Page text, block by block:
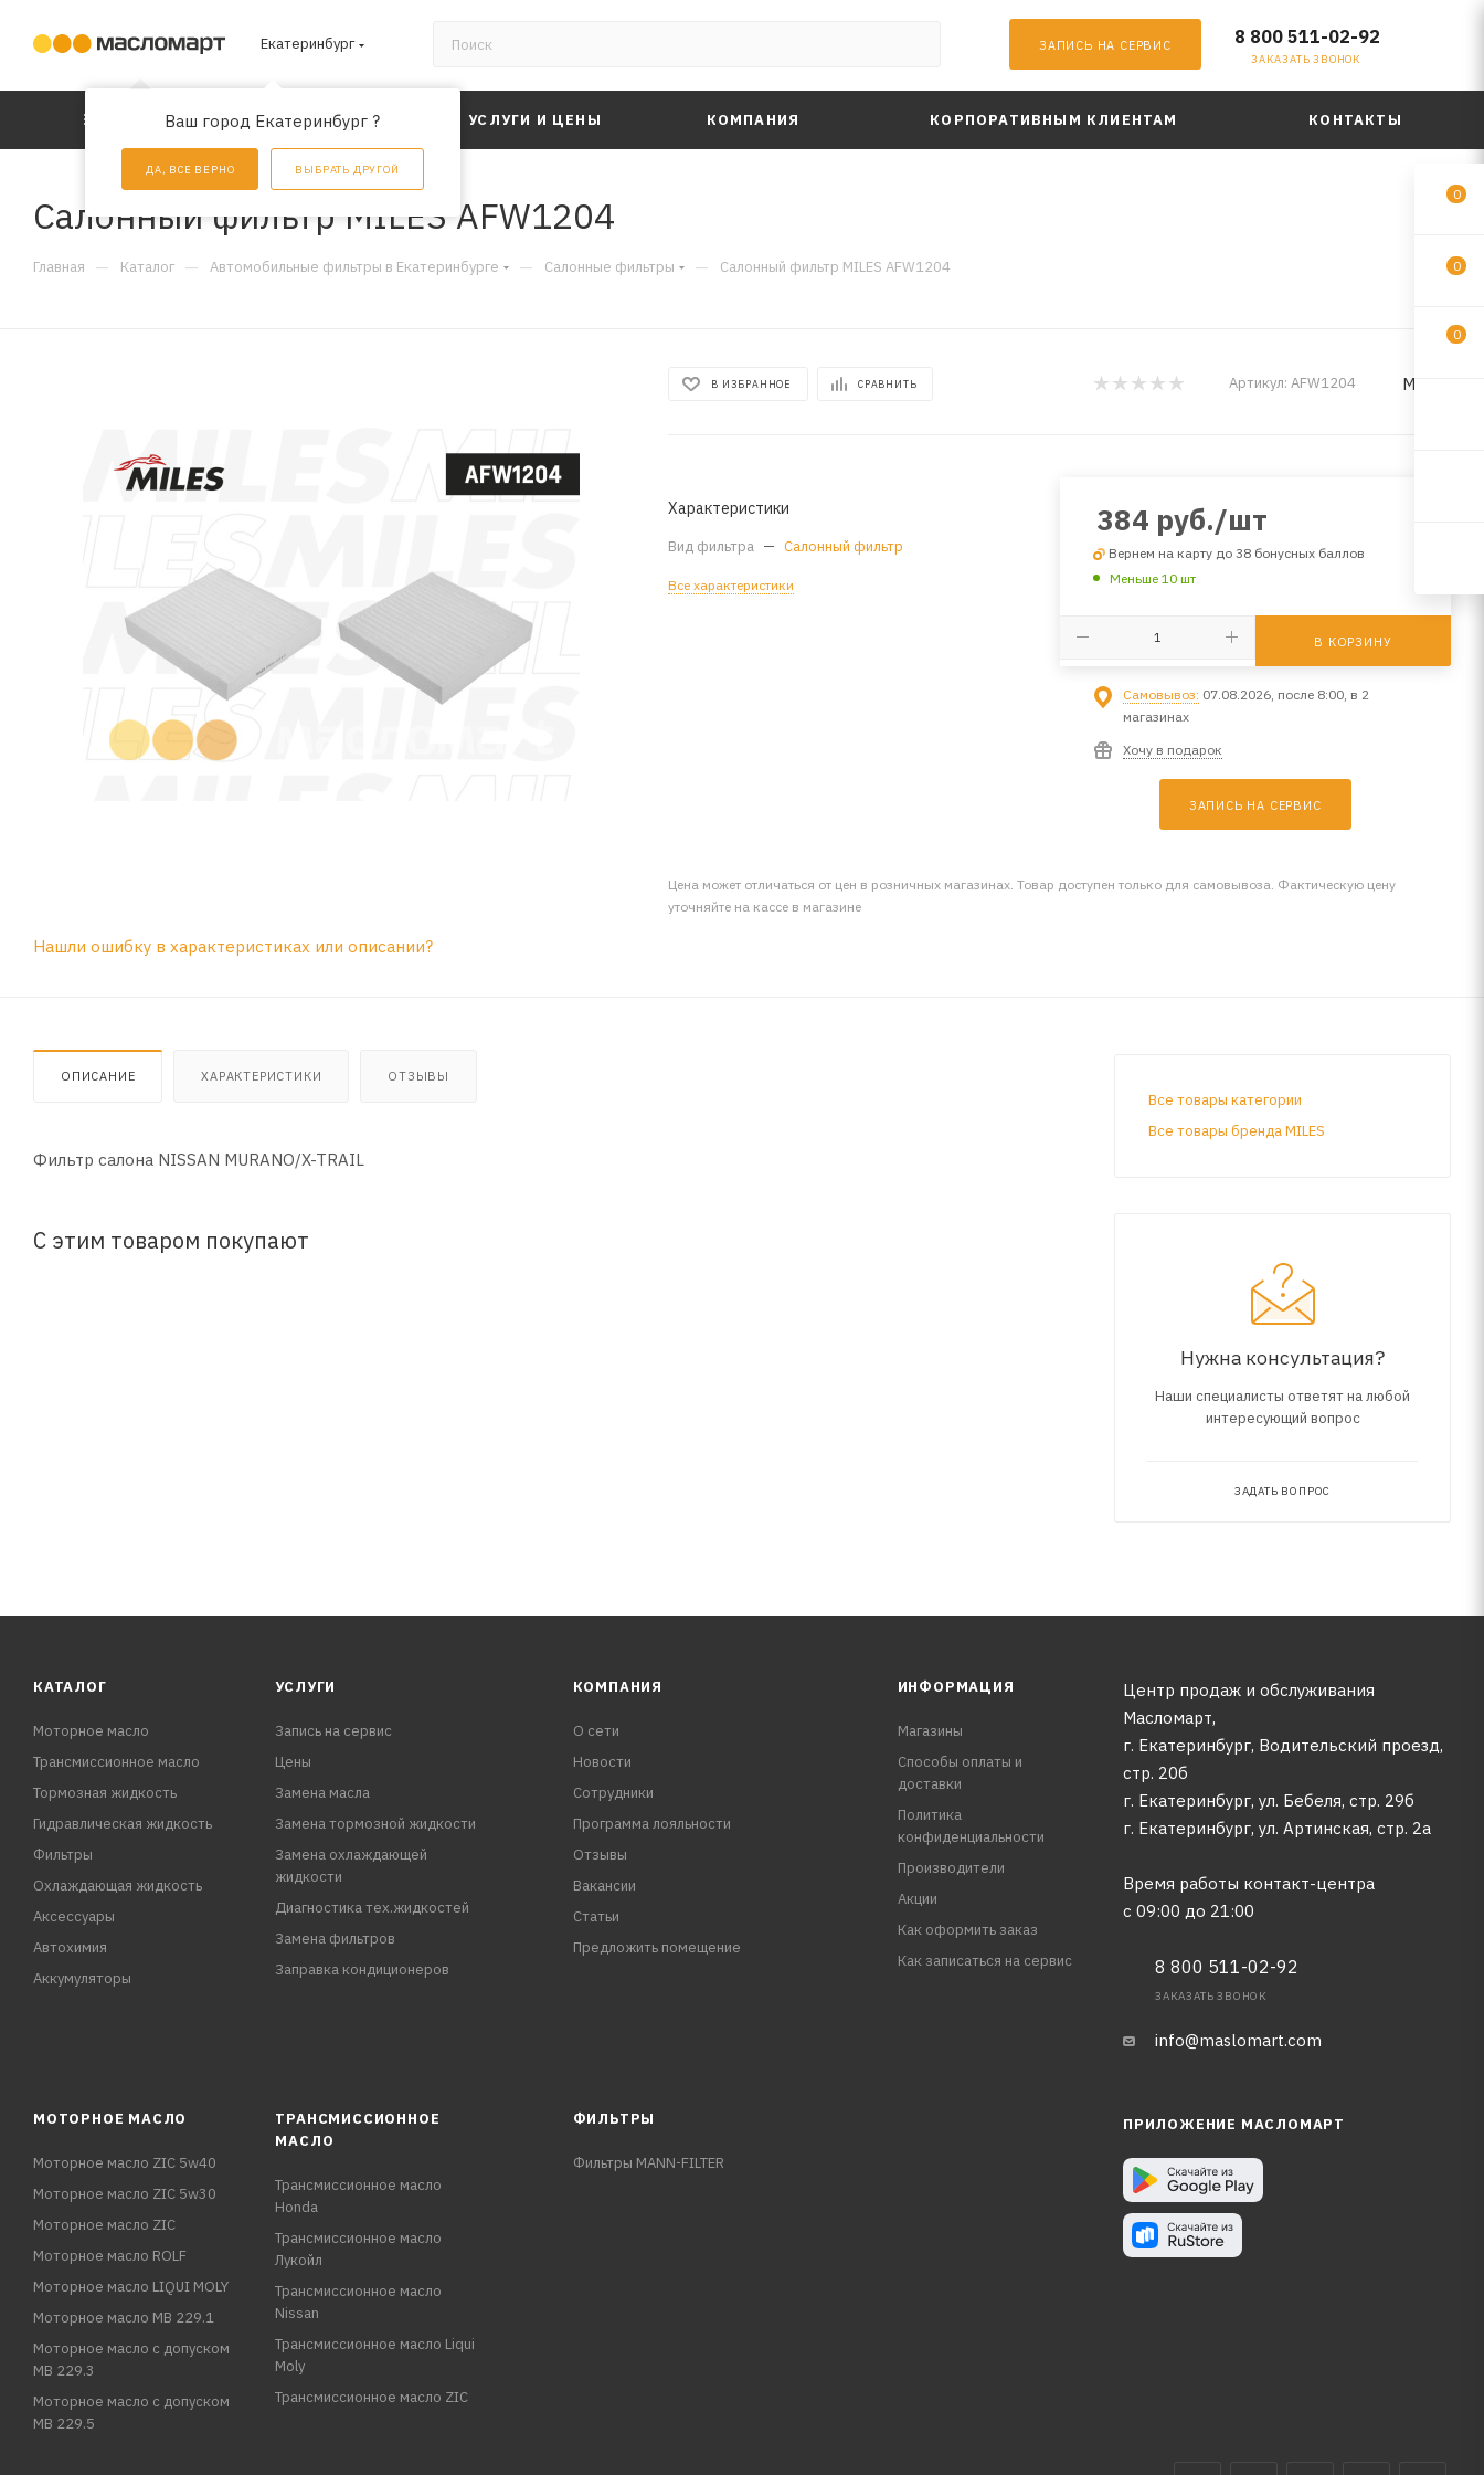
Екатеринбург
Ваш город Екатеринбург ?
ДА, ВСЕ ВЕРНО ВЫБРАТЬ ДРУГОЙ
ЗАПИСЬ НА СЕРВИС 8 800 511-02-92
ЗАКАЗАТЬ ЗВОНОК
КАТАЛОГ АКЦИИ УСЛУГИ И ЦЕНЫ КОМПАНИЯ КОРПОРАТИВНЫМ КЛИЕНТАМ КОНТАКТЫ
Салонный фильтр MILES AFW1204
Главная — Каталог — Автомобильные фильтры в Екатеринбурге — Салонные фильтры — Салонный фильтр MILES AFW1204
В ИЗБРАННОЕ СРАВНИТЬ Артикул: AFW1204 MILES
Характеристики
Вид фильтра — Салонный фильтр
Все характеристики
384 руб./шт
Вернем на карту до 38 бонусных баллов
Меньше 10 шт
В КОРЗИНУ
Самовывоз: 07.08.2026, после 8:00, в 2
магазинах
Хочу в подарок
ЗАПИСЬ НА СЕРВИС
Цена может отличаться от цен в розничных магазинах. Товар доступен только для самовывоза. Фактическую цену
уточняйте на кассе в магазине
Нашли ошибку в характеристиках или описании?
ОПИСАНИЕ ХАРАКТЕРИСТИКИ ОТЗЫВЫ
Фильтр салона NISSAN MURANO/X-TRAIL
С этим товаром покупают
Все товары категории
Все товары бренда MILES
Нужна консультация?
Наши специалисты ответят на любой
интересующий вопрос
ЗАДАТЬ ВОПРОС
КАТАЛОГ
Моторное масло
Трансмиссионное масло
Тормозная жидкость
Гидравлическая жидкость
Фильтры
Охлаждающая жидкость
Аксессуары
Автохимия
Аккумуляторы
УСЛУГИ
Запись на сервис
Цены
Замена масла
Замена тормозной жидкости
Замена охлаждающей
жидкости
Диагностика тех.жидкостей
Замена фильтров
Заправка кондиционеров
КОМПАНИЯ
О сети
Новости
Сотрудники
Программа лояльности
Отзывы
Вакансии
Статьи
Предложить помещение
ИНФОРМАЦИЯ
Магазины
Способы оплаты и
доставки
Политика
конфиденциальности
Производители
Акции
Как оформить заказ
Как записаться на сервис
Центр продаж и обслуживания
Масломарт,
г. Екатеринбург, Водительский проезд,
стр. 20б
г. Екатеринбург, ул. Бебеля, стр. 29б
г. Екатеринбург, ул. Артинская, стр. 2а
Время работы контакт-центра
с 09:00 до 21:00
8 800 511-02-92
ЗАКАЗАТЬ ЗВОНОК
info@maslomart.com
МОТОРНОЕ МАСЛО
Моторное масло ZIC 5w40
Моторное масло ZIC 5w30
Моторное масло ZIC
Моторное масло ROLF
Моторное масло LIQUI MOLY
Моторное масло MB 229.1
Моторное масло с допуском
MB 229.3
Моторное масло с допуском
MB 229.5
ТРАНСМИССИОННОЕ
МАСЛО
Трансмиссионное масло
Honda
Трансмиссионное масло
Лукойл
Трансмиссионное масло
Nissan
Трансмиссионное масло Liqui
Moly
Трансмиссионное масло ZIC
ФИЛЬТРЫ
Фильтры MANN-FILTER
ПРИЛОЖЕНИЕ МАСЛОМАРТ
0
0
0